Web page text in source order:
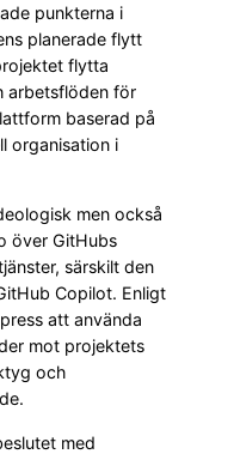
punkterna i
planerade flytt
flytta
arbetsflöden för
baserad på
organisation i
men också
över GitHubs
särskilt den
Copilot. Enligt
att använda
mot projektets
och
med